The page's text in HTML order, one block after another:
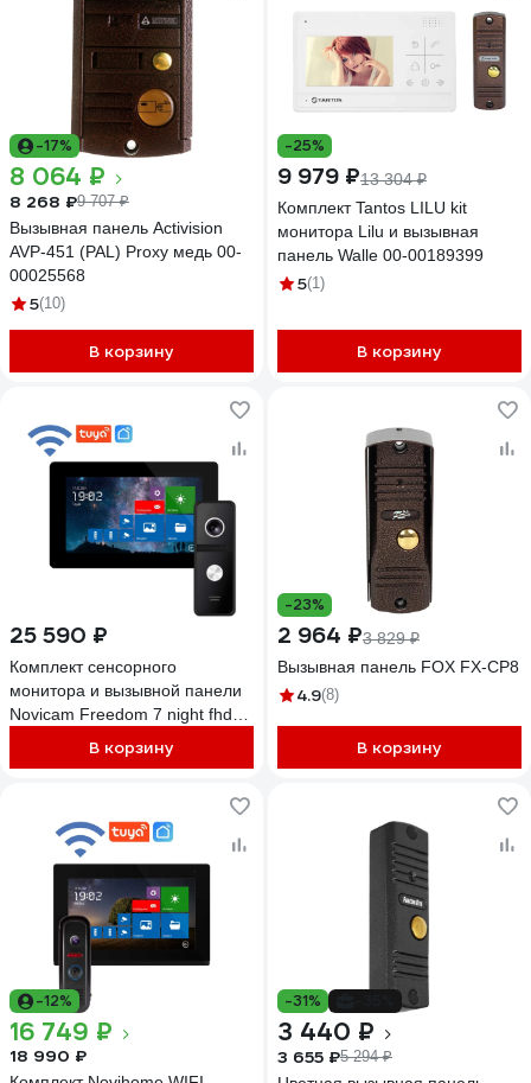
-17%
8 064 ₽
8 268 ₽9 707 ₽
Вызывная панель Activision
AVP-451 (PAL) Proxy медь 00-
00025568
5(10)
В корзину
-25%
9 979 ₽13 304 ₽
Комплект Tantos LILU kit
монитора Lilu и вызывная
панель Walle 00-00189399
5(1)
В корзину
25 590 ₽
Комплект сенсорного
монитора и вызывной панели
Novicam Freedom 7 night fhd
В корзину
-23%
2 964 ₽3 829 ₽
Вызывная панель FOX FX-CP8
4.9(8)
В корзину
-12%
16 749 ₽
18 990 ₽
-31%
3 440 ₽
3 655 ₽5 294 ₽